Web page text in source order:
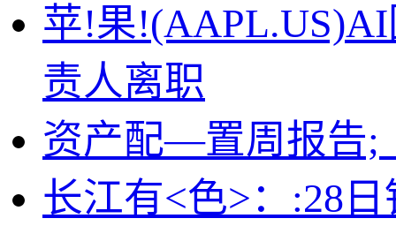
苹!果
责人离职
资产配—置周报告;
长江有<色>：:28